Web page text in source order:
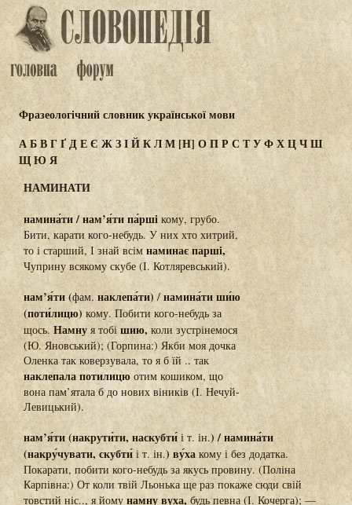
Фразеологічний словник української мови
АБВГҐДЕЄ ЖЗІЙКЛМ [Н] ОПР С ТУФХЦЧШ
ЩЮ Я
НАМИНАТИ
намина́ти / нам’я́ти па́рші кому, грубо.
Бити, карати кого-небудь. У них хто хитрий,
то і старший, І знай всімнаминає парші,
Чуприну всякому скубе (І. Котляревський).
нам’я́ти (фам. наклепа́ти) /намина́ти ши́ю
(поти́лицю) кому. Побити кого-небудь за
щось. Намну я тобішию, коли зустрінемося
(Ю. Яновський); (Горпина:) Якби моя дочка
Оленка так коверзувала, то я б їй .. так
наклепала потилицю отим кошиком, що
вона пам’ятала б до нових віників (І. Нечуй-
Левицький).
нам’я́ти (накрути́ти, наскубти́і т. ін.) / намина́ти
(накру́чувати, скубти́і т. ін.) ву́ха кому і без додатка.
Покарати, побити кого-небудь за якусь провину. (Поліна
Карпівна:) От коли твій Льонька ще раз покаже сюди свій
товстий ніс.., я йому намну вуха, будь певна (І. Кочерга); —